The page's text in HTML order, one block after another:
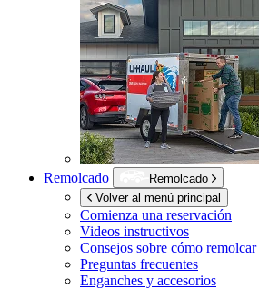
Remolcado
Remolcado
Volver al menú principal
Comienza una reservación
Videos instructivos
Consejos sobre cómo remolcar
Preguntas frecuentes
Enganches y accesorios